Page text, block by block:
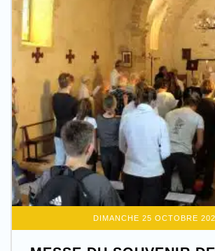
DIMANCHE 25 OCTOBRE